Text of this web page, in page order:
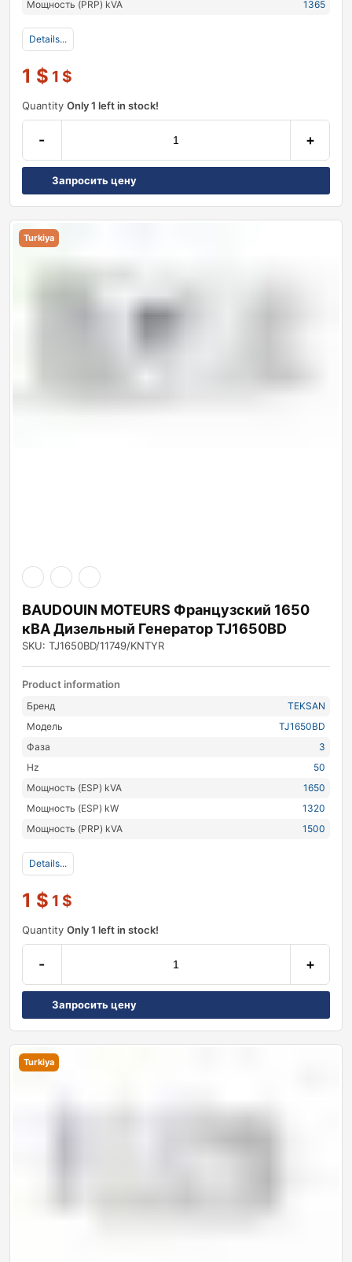
Мощность (PRP) kVA 1365
Details...
1 $ 1 $
Quantity Only 1 left in stock!
- +
Запросить цену
Turkiya
BAUDOUIN MOTEURS Французский 1650
кВА Дизельный Генератор TJ1650BD
SKU: TJ1650BD/11749/KNTYR
Product information
Бренд
TEKSAN
Модель
TJ1650BD
Фаза
3
Hz
50
Мощность (ESP) kVA
1650
Мощность (ESP) kW
1320
Мощность (PRP) kVA
1500
Details...
1 $ 1 $
Quantity Only 1 left in stock!
- +
Запросить цену
Turkiya